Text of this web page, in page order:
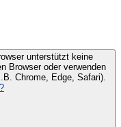
unterstützt keine
Browser oder verwenden
Chrome, Edge, Safari).